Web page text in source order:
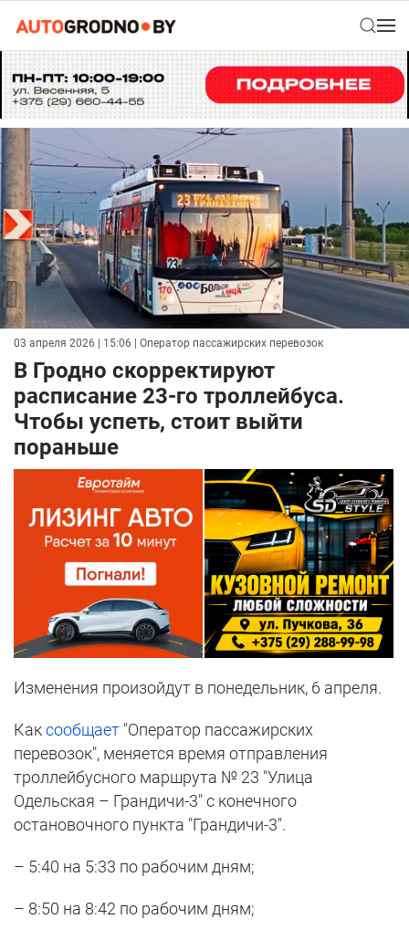
03 апреля 2026 | 15:06 | Оператор пассажирских перевозок
В Гродно скорректируют
расписание 23-го троллейбуса.
Чтобы успеть, стоит выйти
пораньше
Изменения произойдут в понедельник, 6 апреля.
Каксообщает "Оператор пассажирских
перевозок", меняется время отправления
троллейбусного маршрута № 23 "Улица
Одельская – Грандичи-3" с конечного
остановочного пункта "Грандичи-3".
– 5:40 на 5:33 по рабочим дням;
– 8:50 на 8:42 по рабочим дням;